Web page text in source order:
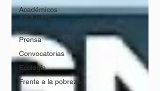
Académicos
IMDOSOC
Comunicados de
Prensa
Convocatorias
Ecología
Frente a la pobreza